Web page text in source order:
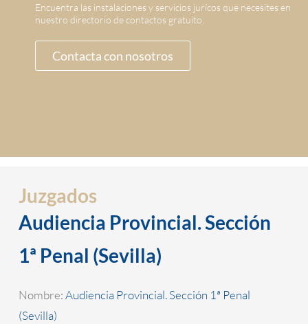
Encuentra las instalaciones y servicios jurícos que necesites en
nuestro directorio de contactos gratuito.
Contacta con nosotros
Juzgados
Audiencia Provincial. Sección
1ª Penal (Sevilla)
Nombre:Audiencia Provincial. Sección 1ª Penal
(Sevilla)